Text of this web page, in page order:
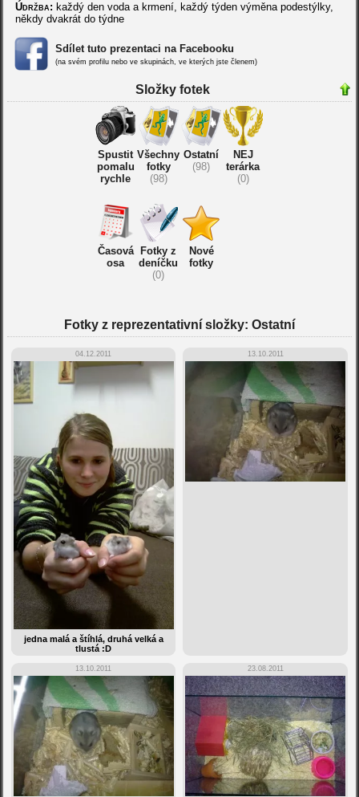
Údržba: každý den voda a krmení, každý týden výměna podestýlky,
někdy dvakrát do týdne
Sdílet tuto prezentaci na Facebooku
(na svém profilu nebo ve skupinách, ve kterých jste členem)
Složky fotek
Spustit
pomalu
rychle
Všechny
fotky
(98)
Ostatní
(98)
NEJ
terárka
(0)
Časová
osa
Fotky z
deníčku
(0)
Nové
fotky
Fotky z reprezentativní složky: Ostatní
04.12.2011
jedna malá a štíhlá, druhá velká a
tlustá :D
13.10.2011
13.10.2011 23.08.2011